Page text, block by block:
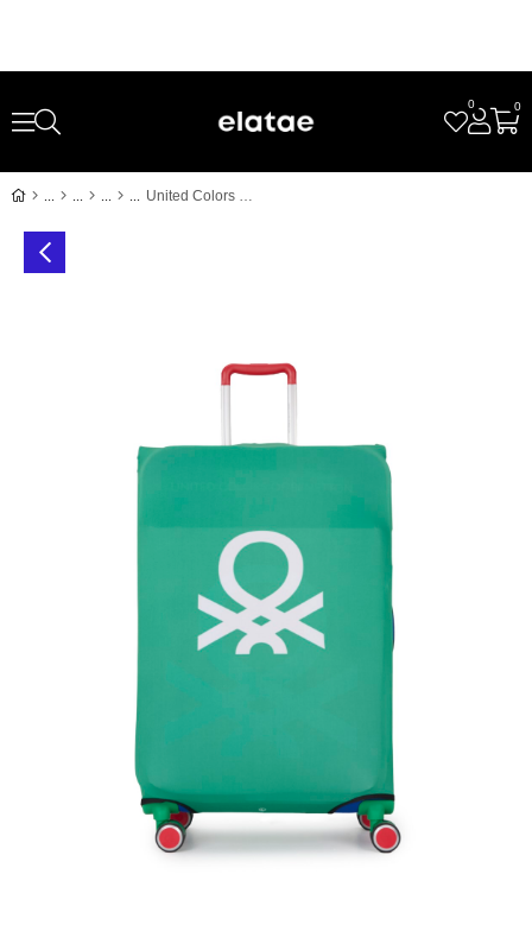
0
0
United Colors Of Benetton Kabin Boy Koruyucu Valiz Kılıfı Likralı Yeşil